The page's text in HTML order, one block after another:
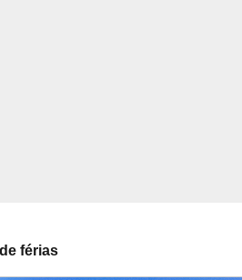
férias